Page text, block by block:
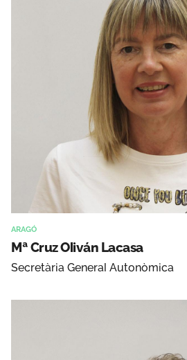
ARAGÓ
Mª Cruz Oliván Lacasa
Secretària General Autonòmica